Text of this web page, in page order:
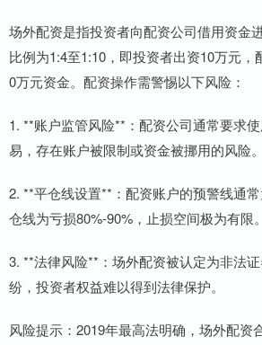
场外配资是指投资者向配资公司借用资金
比例为1:4至1:10，即投资者出资10万元，
0万元资金。配资操作需警惕以下风险：
1. **账户监管风险**：配资公司通常要求
易，存在账户被限制或资金被挪用的风险。
2. **平仓线设置**：配资账户的预警线通
仓线为亏损80%-90%，止损空间极为有限。
3. **法律风险**：场外配资被认定为非法
纷，投资者权益难以得到法律保护。
风险提示：2019年最高法明确，场外配资